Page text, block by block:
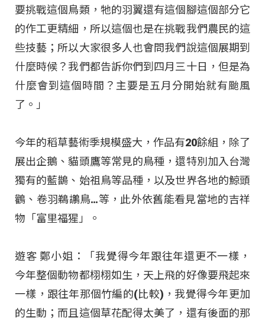
要挑戰這個鳥類，牠的羽翼還有這個腳這個部分它
的作工更精細，所以這個也是在挑戰我們農民的這
些技藝；所以大家很多人也會問我們說這個展期到
什麼時候？我們都告訴你們到四月三十日，但是為
什麼會到這個時間？主要是五月分開始就有颱風
了。」
今年的稻草藝術季規模盛大，作品有20餘組，除了
展出企鵝、貓頭鷹等常見的鳥種，還特別加入台灣
獨有的藍鵲、始祖鳥等品種，以及世界各地的鯨頭
鸛、卷羽鵜鶘鳥…等，此外依舊能看見當地的吉祥
物「富里福猩」。
遊客 鄭小姐：「我覺得今年跟往年還更不一樣，
今年整個動物都栩栩如生，天上飛的好像要飛起來
一樣，跟往年那個竹編的(比較)，我覺得今年更加
的生動；而且這個草花配得太美了，還有後面的那